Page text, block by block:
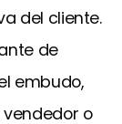
del cliente.
de
embudo,
o